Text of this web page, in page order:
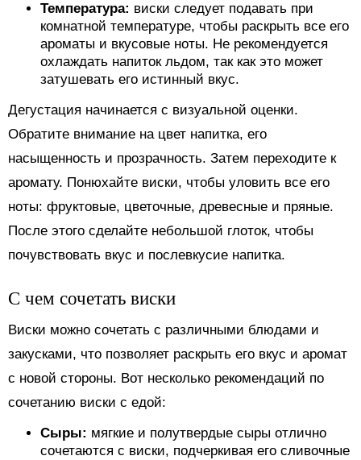
Температура: виски следует подавать при
комнатной температуре, чтобы раскрыть все его
ароматы и вкусовые ноты. Не рекомендуется
охлаждать напиток льдом, так как это может
затушевать его истинный вкус.
Дегустация начинается с визуальной оценки.
Обратите внимание на цвет напитка, его
насыщенность и прозрачность. Затем переходите к
аромату. Понюхайте виски, чтобы уловить все его
ноты: фруктовые, цветочные, древесные и пряные.
После этого сделайте небольшой глоток, чтобы
почувствовать вкус и послевкусие напитка.
С чем сочетать виски
Виски можно сочетать с различными блюдами и
закусками, что позволяет раскрыть его вкус и аромат
с новой стороны. Вот несколько рекомендаций по
сочетанию виски с едой:
Сыры: мягкие и полутвердые сыры отлично
сочетаются с виски, подчеркивая его сливочные